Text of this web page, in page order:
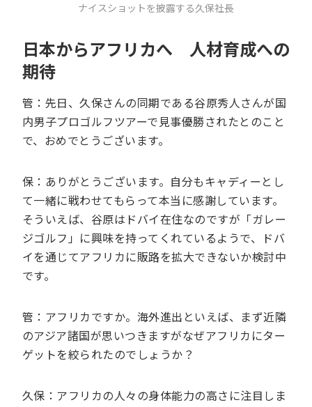
ナイスショットを披露する久保社長
日本からアフリカへ 人材育成への
期待
管：先日、久保さんの同期である谷原秀人さんが国
内男子プロゴルフツアーで見事優勝されたとのこと
で、おめでとうございます。
保：ありがとうございます。自分もキャディーとし
て一緒に戦わせてもらって本当に感謝しています。
そういえば、谷原はドバイ在住なのですが「ガレー
ジゴルフ」に興味を持ってくれているようで、ドバ
イを通じてアフリカに販路を拡大できないか検討中
です。
管：アフリカですか。海外進出といえば、まず近隣
のアジア諸国が思いつきますがなぜアフリカにター
ゲットを絞られたのでしょうか？
久保：アフリカの人々の身体能力の高さに注目しま